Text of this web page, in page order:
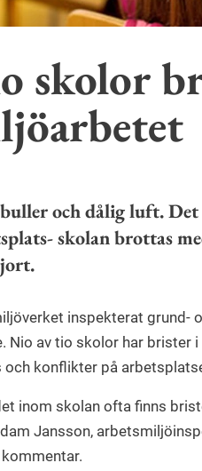
skolor
och dålig luft.
skolan brottas
inspekterat grund-
Nio av tio skolor har
och konflikter på
inom skolan ofta finns
Jansson,